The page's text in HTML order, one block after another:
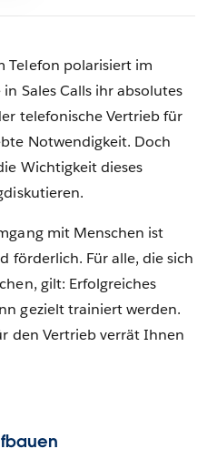
Telefon polarisiert im
Sales Calls ihr absolutes
telefonische Vertrieb für
Notwendigkeit. Doch
Wichtigkeit dieses
mit Menschen ist
förderlich. Für alle, die sich
gilt: Erfolgreiches
gezielt trainiert werden.
den Vertrieb verrät Ihnen